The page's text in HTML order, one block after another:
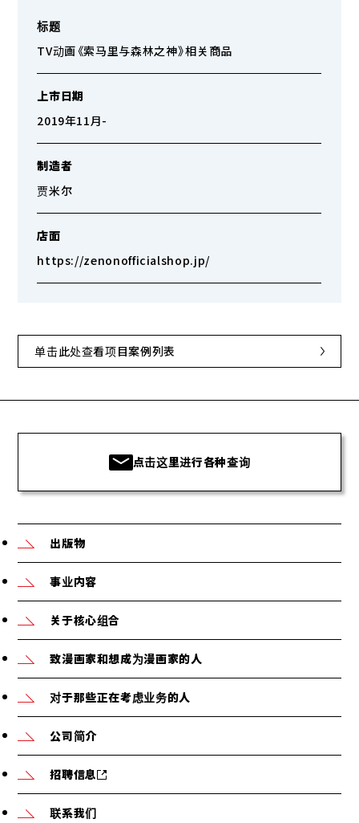
标题
TV动画《索马里与森林之神》相关商品
上市日期
2019年11月-
制造者
贾米尔
店面
https://zenonofficialshop.jp/
单击此处查看项目案例列表
点击这里进行各种查询
出版物
事业内容
关于核心组合
致漫画家和想成为漫画家的人
对于那些正在考虑业务的人
公司简介
招聘信息
联系我们